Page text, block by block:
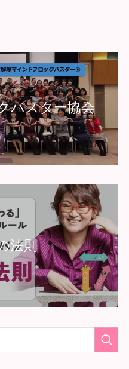
バスター協会
法則